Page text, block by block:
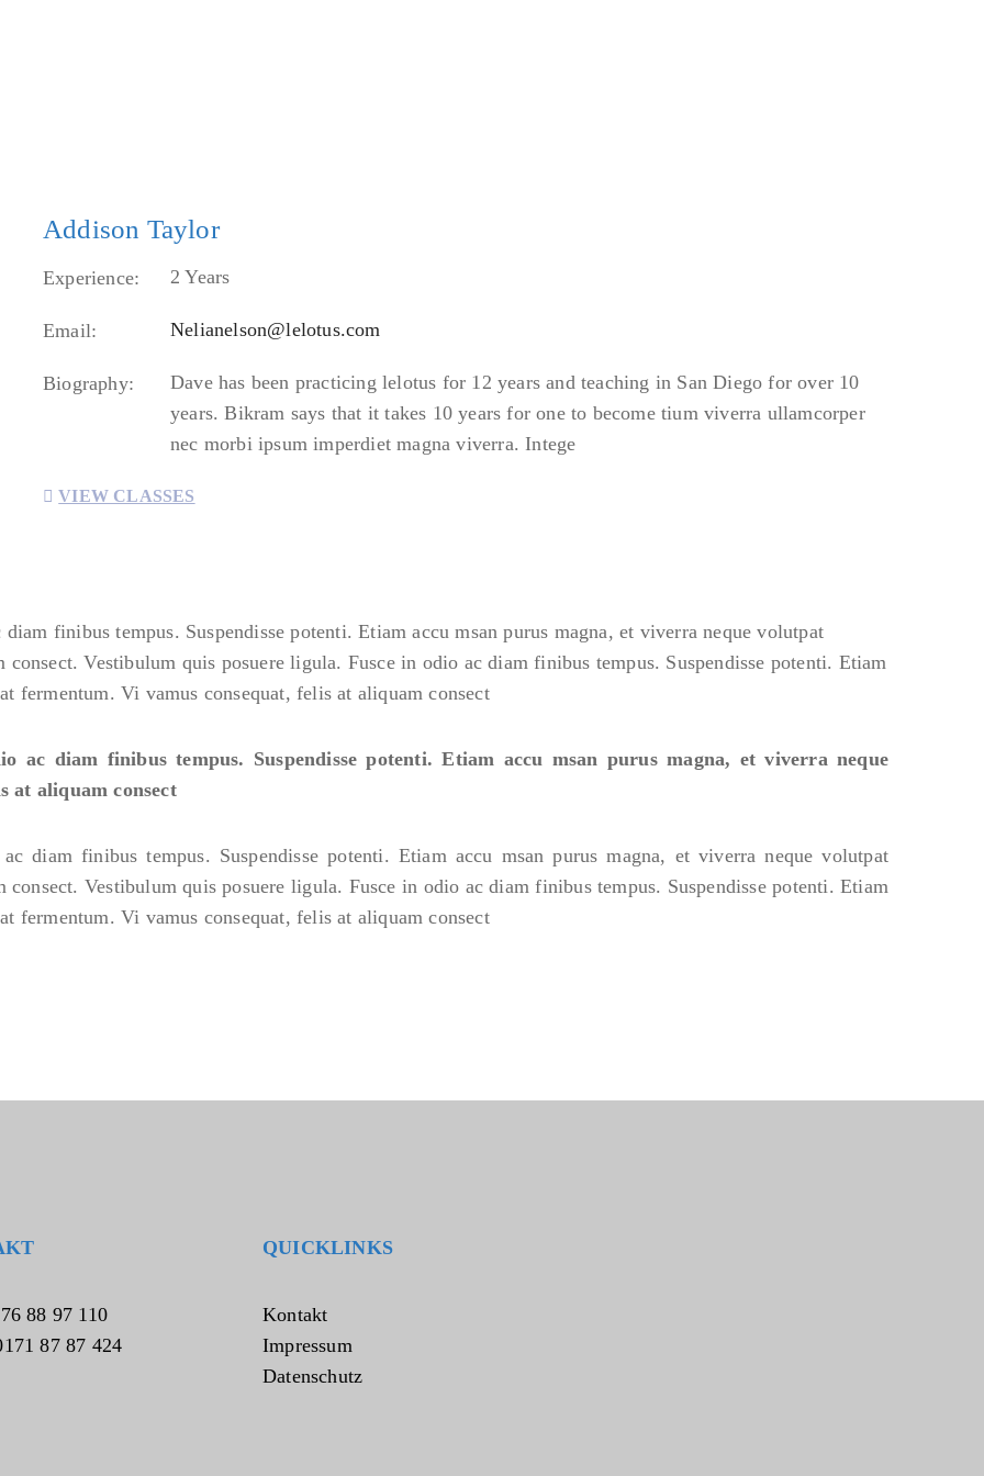
Addison Taylor
Experience: 2 Years
Email: Nelianelson@lelotus.com
Biography:
Dave has been practicing lelotus for 12 years and teaching in San Diego for over 10
years. Bikram says that it takes 10 years for one to become tium viverra ullamcorper
nec morbi ipsum imperdiet magna viverra. Intege
VIEW CLASSES
finibus tempus. Suspendisse potenti. Etiam accu msan purus magna, et viverra neque volutpat
Vestibulum quis posuere ligula. Fusce in odio ac diam finibus tempus. Suspendisse potenti. Etiam
fermentum. Vi vamus consequat, felis at aliquam consect
ac diam finibus tempus. Suspendisse potenti. Etiam accu msan purus magna, et viverra neque
at aliquam consect
diam finibus tempus. Suspendisse potenti. Etiam accu msan purus magna, et viverra neque volutpat
Vestibulum quis posuere ligula. Fusce in odio ac diam finibus tempus. Suspendisse potenti. Etiam
fermentum. Vi vamus consequat, felis at aliquam consect
88 97 110
87 87 424
QUICKLINKS
Kontakt
Impressum
Datenschutz